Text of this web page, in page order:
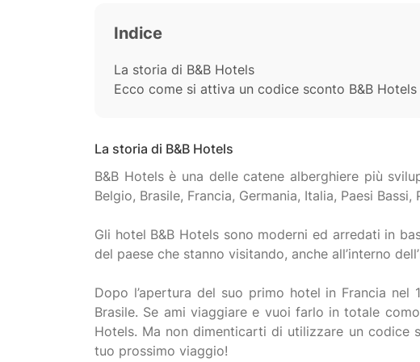
Indice
La storia di B&B Hotels
Ecco come si attiva un codice sconto B&B Hotels
La storia di B&B Hotels
B&B Hotels è una delle catene alberghiere più
Belgio, Brasile, Francia, Germania, Italia, Paesi
Gli hotel B&B Hotels sono moderni ed arredati in
del paese che stanno visitando, anche all’interno
Dopo l’apertura del suo primo hotel in Francia nel
Brasile. Se ami viaggiare e vuoi farlo in totale
Hotels. Ma non dimenticarti di utilizzare un codice